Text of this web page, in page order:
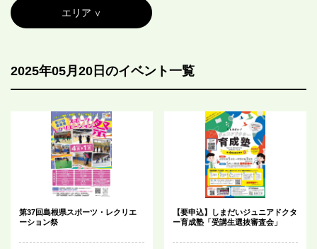
エリア
2025年05月20日のイベント一覧
第37回島根県スポーツ・レクリエ
ーション祭
【要申込】しまだいジュニアドクタ
ー育成塾「受講生選抜審査会」